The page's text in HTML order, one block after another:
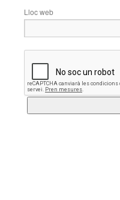
Lloc web